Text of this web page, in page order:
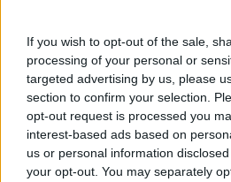
If you wish to opt-out of the sale,
processing of your personal or
targeted advertising by us, please
section to confirm your selection.
opt-out request is processed you
interest-based ads based on
us or personal information
your opt-out. You may separately
barbecue e ecopark
laghetto.
Caratteristiche Posizione
Punto ristoro
Servizi